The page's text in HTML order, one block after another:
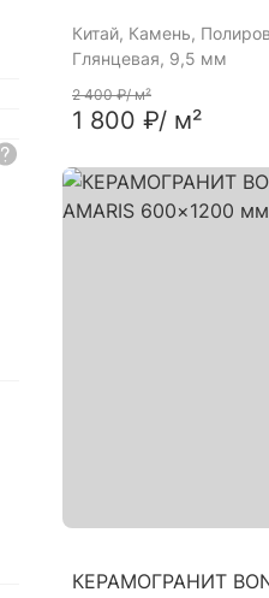
Китай, Камень,
Глянцевая, 9,5 мм
2 400 ₽/ м²
1 800 ₽/ м²
КЕРАМОГРАНИТ